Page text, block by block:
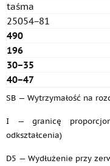
taśma
25054−81
490
196
30−35
40−47
SB — Wytrzymałość na
I — granicę
odkształcenia)
D5 — Wydłużenie przy